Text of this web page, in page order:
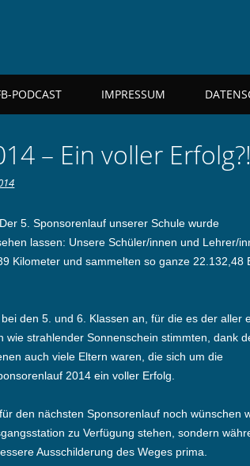
PODCAST IMPRESSUM
– Ein voller Erfolg?!
5. Sponsorenlauf unserer Schule wurde
lassen: Unsere Schüler/innen und Lehrer/
Kilometer und sammelten so ganze 22.132,48
den 5. und 6. Klassen an, für die es der aller
wie strahlender Sonnenschein stimmten, dank
auch viele Eltern waren, die sich um die
2014 ein voller Erfolg.
den nächsten Sponsorenlauf noch wünschen
zu Verfügung stehen, sondern
Ausschilderung des Weges prima.